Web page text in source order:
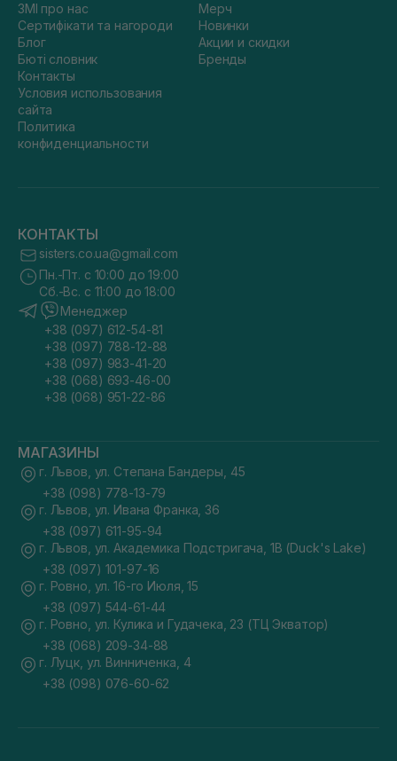
ЗМІ про нас
Сертифікати та нагороди
Блог
Бюті словник
Контакты
Условия использования
сайта
Политика
конфиденциальности
Мерч
Новинки
Акции и скидки
Бренды
КОНТАКТЫ
sisters.co.ua@gmail.com
Пн.-Пт. с 10:00 до 19:00
Сб.-Вс. с 11:00 до 18:00
Менеджер
+38 (097) 612-54-81
+38 (097) 788-12-88
+38 (097) 983-41-20
+38 (068) 693-46-00
+38 (068) 951-22-86
МАГАЗИНЫ
г. Львов, ул. Степана Бандеры, 45
+38 (098) 778-13-79
г. Львов, ул. Ивана Франка, 36
+38 (097) 611-95-94
г. Львов, ул. Академика Подстригача, 1В (Duck's Lake)
+38 (097) 101-97-16
г. Ровно, ул. 16-го Июля, 15
+38 (097) 544-61-44
г. Ровно, ул. Кулика и Гудачека, 23 (ТЦ Экватор)
+38 (068) 209-34-88
г. Луцк, ул. Винниченка, 4
+38 (098) 076-60-62